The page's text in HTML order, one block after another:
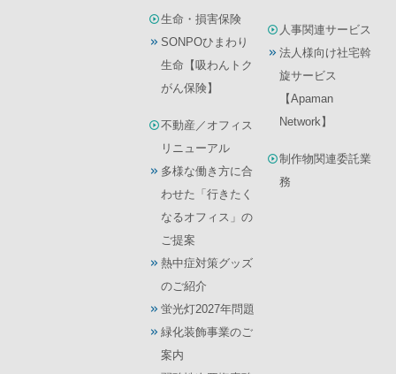
生命・損害保険
SONPOひまわり
生命【吸わんトク
がん保険】
不動産／オフィス
リニューアル
多様な働き方に合
わせた「行きたく
なるオフィス」の
ご提案
熱中症対策グッズ
のご紹介
蛍光灯2027年問題
緑化装飾事業のご
案内
人事関連サービス
法人様向け社宅斡
旋サービス
【Apaman
Network】
制作物関連委託業
務